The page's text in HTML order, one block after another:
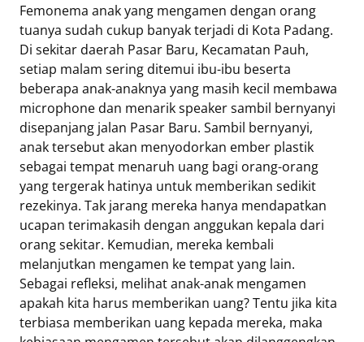
Femonema anak yang mengamen dengan orang
tuanya sudah cukup banyak terjadi di Kota Padang.
Di sekitar daerah Pasar Baru, Kecamatan Pauh,
setiap malam sering ditemui ibu-ibu beserta
beberapa anak-anaknya yang masih kecil membawa
microphone dan menarik speaker sambil bernyanyi
disepanjang jalan Pasar Baru. Sambil bernyanyi,
anak tersebut akan menyodorkan ember plastik
sebagai tempat menaruh uang bagi orang-orang
yang tergerak hatinya untuk memberikan sedikit
rezekinya. Tak jarang mereka hanya mendapatkan
ucapan terimakasih dengan anggukan kepala dari
orang sekitar. Kemudian, mereka kembali
melanjutkan mengamen ke tempat yang lain.
Sebagai refleksi, melihat anak-anak mengamen
apakah kita harus memberikan uang? Tentu jika kita
terbiasa memberikan uang kepada mereka, maka